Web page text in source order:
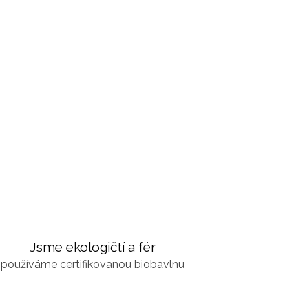
Jsme ekologičtí a fér
používáme certifikovanou biobavlnu